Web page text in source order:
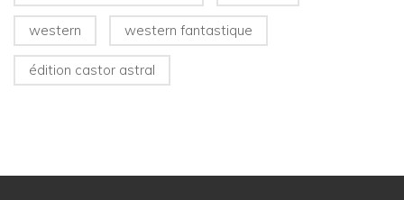
western western fantastique
édition castor astral